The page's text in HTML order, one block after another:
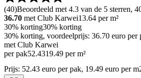
(40)Beoordeeld met 4.3 van de 5 sterren,
36.70 met Club Karwei13.64 per m²
30% korting30% korting
30% korting, voordeelprijs: 36.70 euro per
met Club Karwei
per pak52.4319.49 per m²
Prijs: 52.43 euro per pak, 19.49 euro per